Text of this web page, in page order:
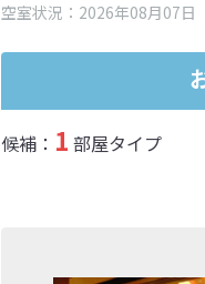
空室状況：2026年08月07日
候補： 1 部屋タイプ